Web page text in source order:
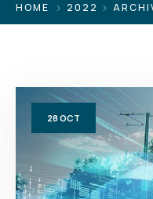
HOME 2022
28 OCT